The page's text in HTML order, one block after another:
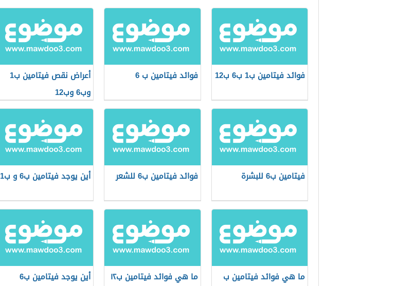
فوائد فيتامين ب1 ب6 ب12 فوائد فيتامين ب 6
أعراض نقص فيتامين ب1
وب6 وب12
فيتامين ب6 للبشرة فوائد فيتامين ب6 للشعر أين يوجد فيتامين ب6 و ب1
ما هي فوائد فيتامين ب ما هي فوائد فيتامين ب١٢ أين يوجد فيتامين ب6